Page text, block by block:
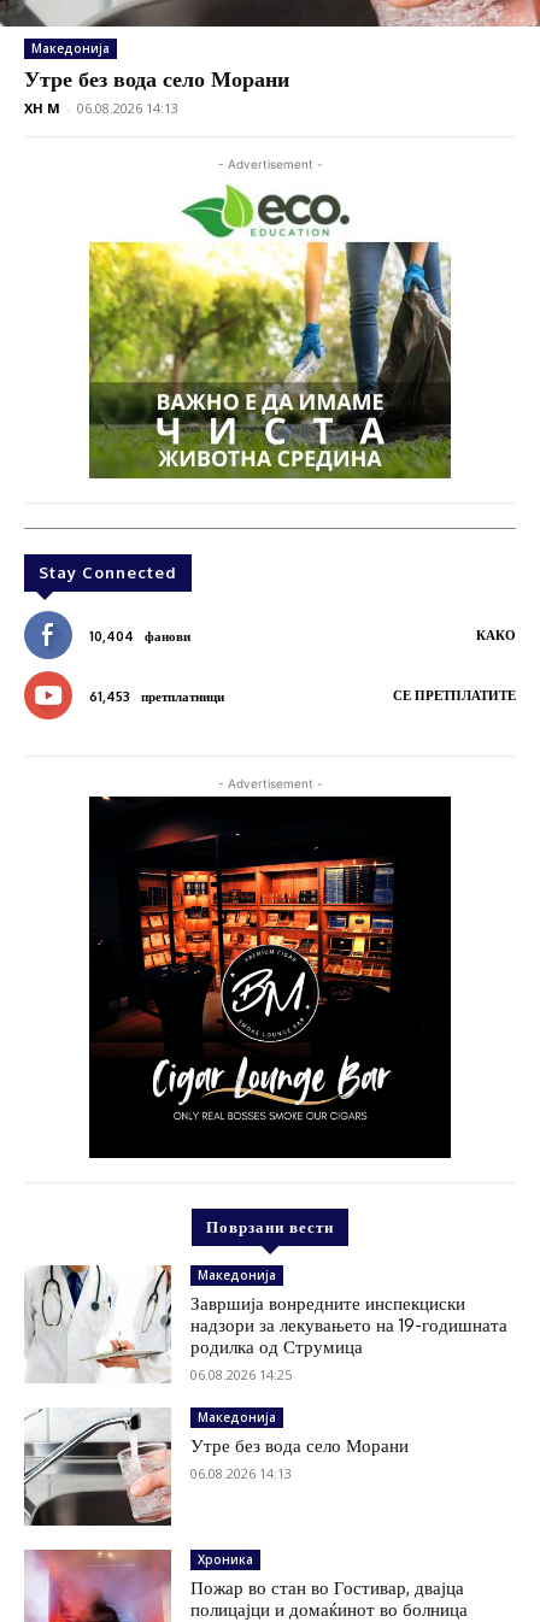
Македонија
Утре без вода село Морани
XH M - 06.08.2026 14:13
- Advertisement -
Stay Connected
10,404 фанови КАКО
61,453 претплатници СЕ ПРЕТПЛАТИТЕ
- Advertisement -
Поврзани вести
Македонија
Завршија вонредните инспекциски
надзори за лекувањето на 19-годишната
родилка од Струмица
06.08.2026 14:25
Македонија
Утре без вода село Морани
06.08.2026 14:13
Хроника
Пожар во стан во Гостивар, двајца
полицајци и домаќинот во болница